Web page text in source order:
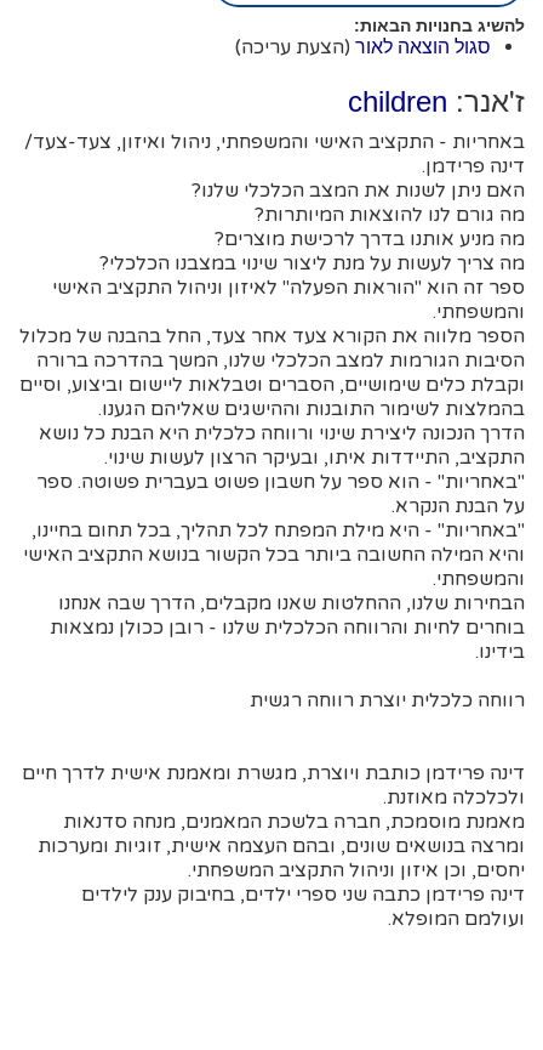
להשיג בחנויות הבאות:
סגול הוצאה לאור (הצעת עריכה)
ז'אנר: children
באחריות - התקציב האישי והמשפחתי, ניהול ואיזון, צעד-צעד/
דינה פרידמן.
האם ניתן לשנות את המצב הכלכלי שלנו?
מה גורם לנו להוצאות המיותרות?
מה מניע אותנו בדרך לרכישת מוצרים?
מה צריך לעשות על מנת ליצור שינוי במצבנו הכלכלי?
ספר זה הוא "הוראות הפעלה" לאיזון וניהול התקציב האישי
והמשפחתי.
הספר מלווה את הקורא צעד אחר צעד, החל בהבנה של מכלול
הסיבות הגורמות למצב הכלכלי שלנו, המשך בהדרכה ברורה
וקבלת כלים שימושיים, הסברים וטבלאות ליישום וביצוע, וסיים
בהמלצות לשימור התובנות וההישגים שאליהם הגענו.
הדרך הנכונה ליצירת שינוי ורווחה כלכלית היא הבנת כל נושא
התקציב, התיידדות איתו, ובעיקר הרצון לעשות שינוי.
"באחריות" - הוא ספר על חשבון פשוט בעברית פשוטה. ספר
על הבנת הנקרא.
"באחריות" - היא מילת המפתח לכל תהליך, בכל תחום בחיינו,
והיא המילה החשובה ביותר בכל הקשור בנושא התקציב האישי
והמשפחתי.
הבחירות שלנו, ההחלטות שאנו מקבלים, הדרך שבה אנחנו
בוחרים לחיות והרווחה הכלכלית שלנו - רובן ככולן נמצאות
בידינו.
רווחה כלכלית יוצרת רווחה רגשית
דינה פרידמן כותבת ויוצרת, מגשרת ומאמנת אישית לדרך חיים
ולכלכלה מאוזנת.
מאמנת מוסמכת, חברה בלשכת המאמנים, מנחה סדנאות
ומרצה בנושאים שונים, ובהם העצמה אישית, זוגיות ומערכות
יחסים, וכן איזון וניהול התקציב המשפחתי.
דינה פרידמן כתבה שני ספרי ילדים, בחיבוק ענק לילדים
ועולמם המופלא.